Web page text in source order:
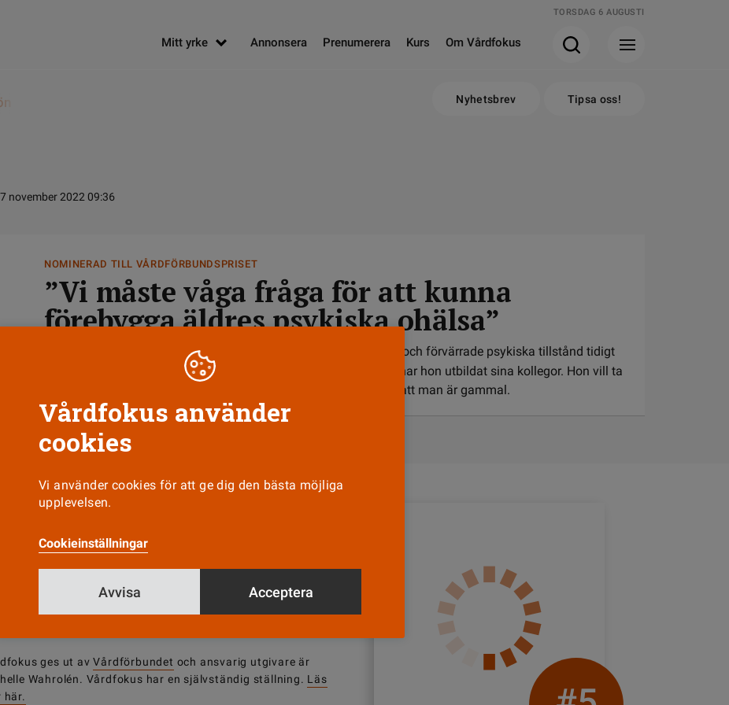
TORSDAG 6 AUGUSTI
Mitt yrke Annonsera Prenumerera Kurs Om Vårdfokus
Nyhetsbrev Tipsa oss!
november 2022 09:36
NOMINERAD TILL VÅRDFÖRBUNDSPRISET
”Vi måste våga fråga för att kunna
förebygga äldres psykiska ohälsa”
Caroline Hjalmarsson vill upptäcka depressioner och förvärrade psykiska tillstånd tidigt
hos patienterna i kommunens vård. Som psykiatrisjuksköterska har hon utbildat sina kollegor. Hon vill ta
bort föreställningen att det är naturligt att må psykiskt dåligt för att man är gammal.
ges ut avVårdförbundet och ansvarig utgivare är
Wahrolén. Vårdfokus har en självständig ställning. Läs
här.
Vårdfokus använder
cookies
Vi använder cookies för att ge dig den bästa möjliga
upplevelsen.
Cookieinställningar
Avvisa Acceptera